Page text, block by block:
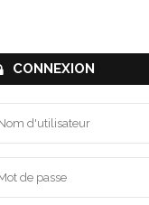
CONNEXION